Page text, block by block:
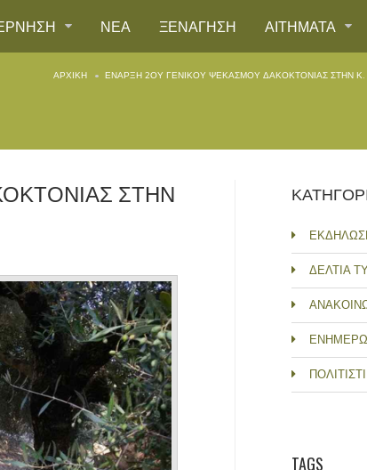
ΝΕΑ ΞΕΝΑΓΗΣΗ ΑΙΤΗΜΑΤΑ
ΑΡΧΙΚΉ ΕΝΑΡΞΗ 2ΟΥ ΓΕΝΙΚΟΥ ΨΕΚΑΣΜΟΥ ΔΑΚΟΚΤΟΝΙΑΣ ΣΤΗΝ
ΣΤΗΝ
ΔΕΛΤΙΑ
TAGS